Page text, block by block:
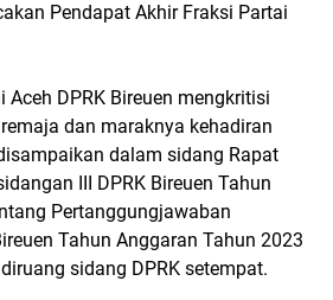
Pendapat Akhir Fraksi Partai
Aceh DPRK Bireuen mengkritisi
dan maraknya kehadiran
dalam sidang Rapat
III DPRK Bireuen Tahun
Pertanggungjawaban
Tahun Anggaran Tahun 2023
sidang DPRK setempat.